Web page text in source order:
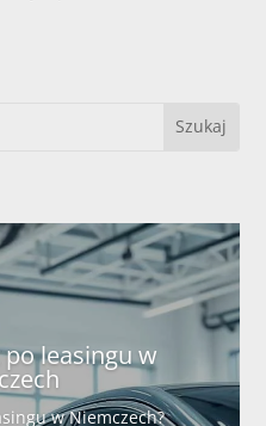
leasingu w
w Niemczech?